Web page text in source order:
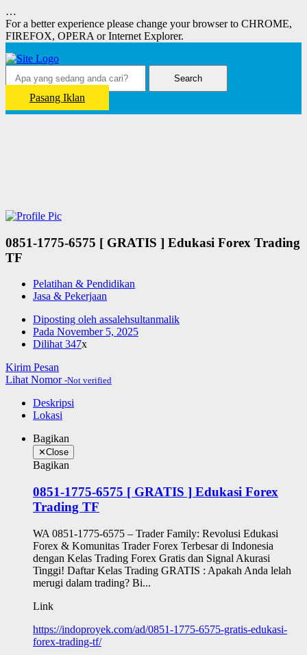
…
For a better experience please change your browser to CHROME,
FIREFOX, OPERA or Internet Explorer.
Search
Pasang Iklan
0851-1775-6575 [ GRATIS ] Edukasi Forex Trading
TF
Pelatihan & Pendidikan
Jasa & Pekerjaan
Diposting oleh assalehsultanmalik
Pada November 5, 2025
Dilihat347x
Kirim Pesan
Lihat Nomor -Not verified
Deskripsi
Lokasi
Bagikan
✕Close
Bagikan
0851-1775-6575 [ GRATIS ] Edukasi Forex
Trading TF
WA 0851-1775-6575 – Trader Family: Revolusi Edukasi
Forex & Komunitas Trader Forex Terbesar di Indonesia
dengan Kelas Trading Forex Gratis dan Signal Akurasi
Tinggi! Daftar Kelas Trading GRATIS : Apakah Anda lelah
merugi dalam trading? Bi...
Link
https://indoproyek.com/ad/0851-1775-6575-gratis-edukasi-
forex-trading-tf/